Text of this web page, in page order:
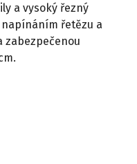
a vysoký řezný
řetězu a
zabezpečenou